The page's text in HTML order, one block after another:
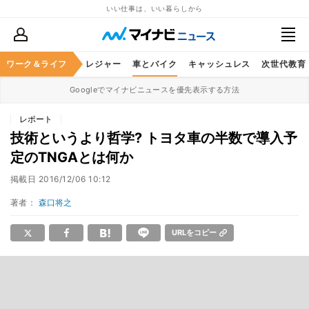
いい仕事は、いい暮らしから
ワーク＆ライフ
スケア グルメ レジャー 車とバイク キャッシュレス 次世代教育
Googleでマイナビニュースを優先表示する方法
レポート
技術というより哲学? トヨタ車の半数で導入予
定のTNGAとは何か
掲載日 2016/12/06 10:12
著者： 森口将之
URLをコピー